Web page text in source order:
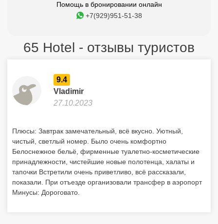
Помощь в бронировании онлайн
+7(929)951-51-38
65 Hotel - отзывы туристов
9.4
Vladimir
27.10.2023
Плюсы: Завтрак замечательный, всё вкусно. Уютный,
чистый, светлый номер. Было очень комфортно
Белоснежное бельё, фирменные туалетно-косметические
принадлежности, чистейшие новые полотенца, халаты и
тапочки Встретили очень приветливо, всё рассказали,
показали. При отъезде организовали трансфер в аэропорт
Минусы: Дороговато.